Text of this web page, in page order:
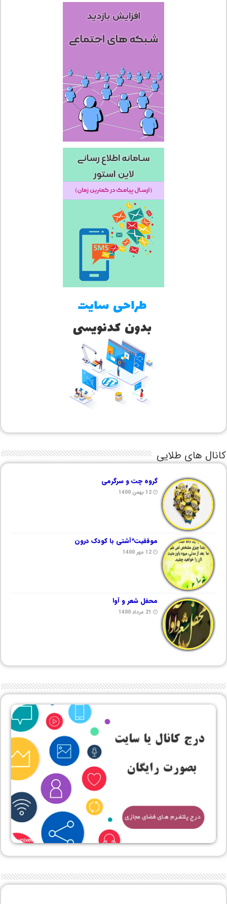
کانال های طلایی
گروه چت و سرگرمی
12 بهمن 1400
موفقیت*آشتی با کودک درون
12 مهر 1400
محفل شعر و آوا
21 مرداد 1400